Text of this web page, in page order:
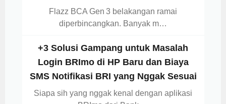
Flazz BCA Gen 3 belakangan ramai
diperbincangkan. Banyak m…
+3 Solusi Gampang untuk Masalah
Login BRImo di HP Baru dan Biaya
SMS Notifikasi BRI yang Nggak Sesuai
Siapa sih yang nggak kenal dengan aplikasi